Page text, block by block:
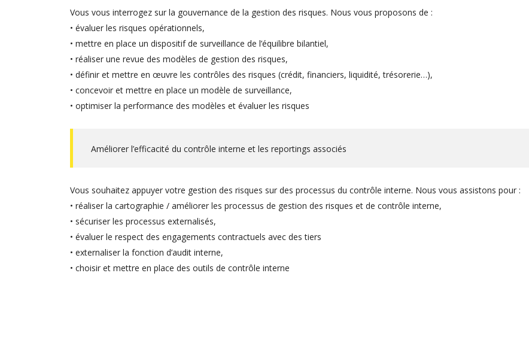
Vous vous interrogez sur la gouvernance de la gestion des risques. Nous vous proposons de :
• évaluer les risques opérationnels,
• mettre en place un dispositif de surveillance de l’équilibre bilantiel,
• réaliser une revue des modèles de gestion des risques,
• définir et mettre en œuvre les contrôles des risques (crédit, financiers, liquidité, trésorerie…),
• concevoir et mettre en place un modèle de surveillance,
• optimiser la performance des modèles et évaluer les risques
Améliorer l’efficacité du contrôle interne et les reportings associés
Vous souhaitez appuyer votre gestion des risques sur des processus du contrôle interne. Nous vous assistons pour :
• réaliser la cartographie / améliorer les processus de gestion des risques et de contrôle interne,
• sécuriser les processus externalisés,
• évaluer le respect des engagements contractuels avec des tiers
• externaliser la fonction d’audit interne,
• choisir et mettre en place des outils de contrôle interne